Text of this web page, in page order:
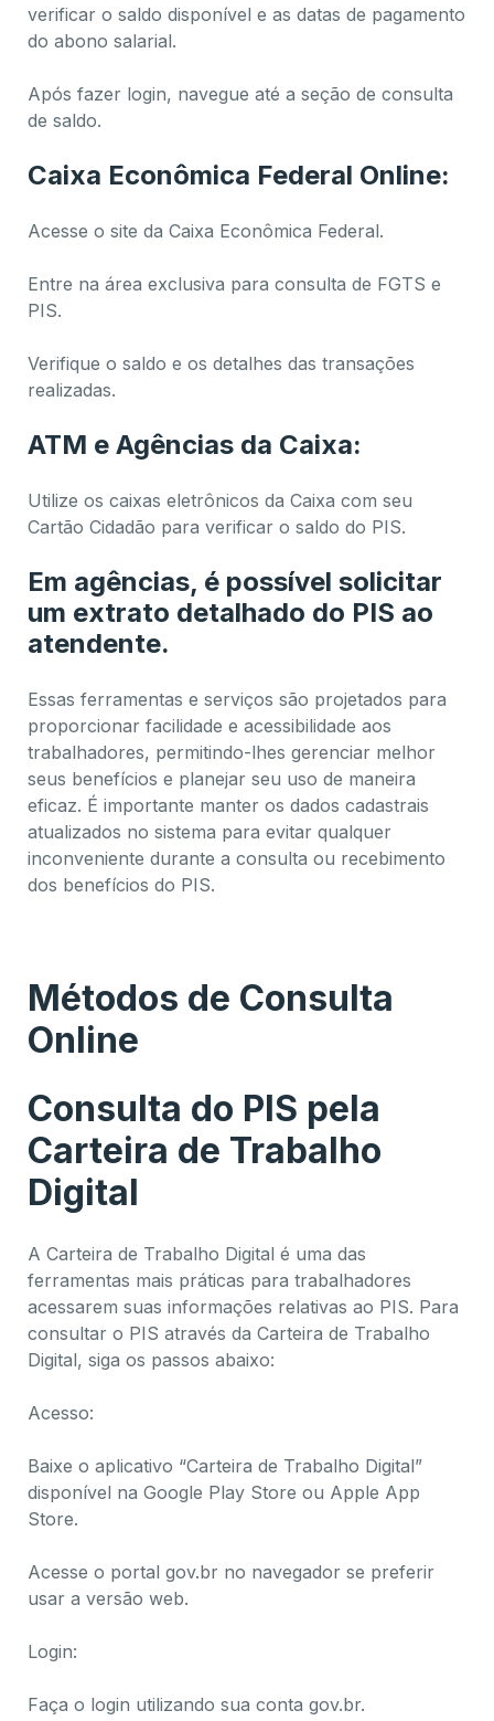
verificar o saldo disponível e as datas de pagamento
do abono salarial.
Após fazer login, navegue até a seção de consulta
de saldo.
Caixa Econômica Federal Online:
Acesse o site da Caixa Econômica Federal.
Entre na área exclusiva para consulta de FGTS e
PIS.
Verifique o saldo e os detalhes das transações
realizadas.
ATM e Agências da Caixa:
Utilize os caixas eletrônicos da Caixa com seu
Cartão Cidadão para verificar o saldo do PIS.
Em agências, é possível solicitar
um extrato detalhado do PIS ao
atendente.
Essas ferramentas e serviços são projetados para
proporcionar facilidade e acessibilidade aos
trabalhadores, permitindo-lhes gerenciar melhor
seus benefícios e planejar seu uso de maneira
eficaz. É importante manter os dados cadastrais
atualizados no sistema para evitar qualquer
inconveniente durante a consulta ou recebimento
dos benefícios do PIS.
Métodos de Consulta
Online
Consulta do PIS pela
Carteira de Trabalho
Digital
A Carteira de Trabalho Digital é uma das
ferramentas mais práticas para trabalhadores
acessarem suas informações relativas ao PIS. Para
consultar o PIS através da Carteira de Trabalho
Digital, siga os passos abaixo:
Acesso:
Baixe o aplicativo “Carteira de Trabalho Digital”
disponível na Google Play Store ou Apple App
Store.
Acesse o portal gov.br no navegador se preferir
usar a versão web.
Login:
Faça o login utilizando sua conta gov.br.